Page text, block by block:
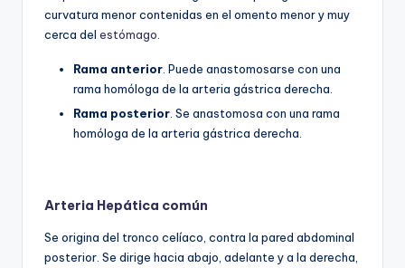
curvatura menor contenidas en el omento menor y muy
cerca del estómago
Rama anterior . Puede anastomosarse con una
rama homóloga de la arteria gástrica derecha.
Rama posterior . Se anastomosa con una rama
homóloga de la arteria gástrica derecha.
Arteria Hepática común
Se origina del tronco celíaco, contra la pared abdominal
posterior. Se dirige hacia abajo, adelante y a la derecha,